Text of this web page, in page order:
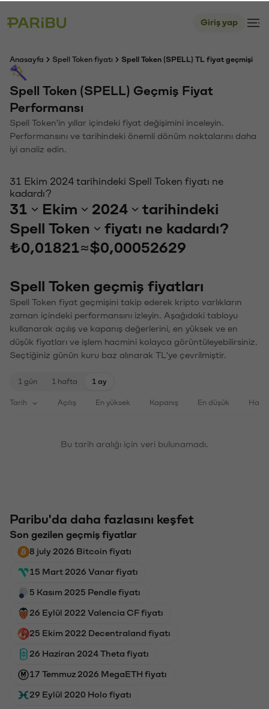
Giriş yap
Anasayfa Spell Token fiyatı Spell Token (SPELL) TL fiyat geçmişi
Spell Token (SPELL) Geçmiş Fiyat
Performansı
Spell Token'in yıllar içindeki fiyat değişimini inceleyin.
Performansını ve tarihindeki önemli dönüm noktalarını daha
iyi analiz edin.
31 Ekim 2024 tarihindeki Spell Token fiyatı ne
kadardı?
31 Ekim 2024
tarihindeki
Spell Token
fiyatı ne kadardı?
₺0,01821 ≈$0,00052629
Spell Token geçmiş fiyatları
Spell Token fiyat geçmişini takip ederek kripto varlıkların
zaman içindeki performansını izleyin. Aşağıdaki tabloyu
kullanarak açılış ve kapanış değerlerini, en yüksek ve en
düşük fiyatları ve işlem hacmini kolayca görüntüleyebilirsiniz.
Seçtiğiniz günün kuru baz alınarak TL'ye çevrilmiştir.
1 gün 1 hafta 1 ay
Tarih Açılış En yüksek Kapanış En düşük
Bu tarih aralığı için veri bulunamadı.
Paribu'da daha fazlasını keşfet
Son gezilen geçmiş fiyatlar
8 july 2026 Bitcoin fiyatı
15 Mart 2026 Vanar fiyatı
5 Kasım 2025 Pendle fiyatı
26 Eylül 2022 Valencia CF fiyatı
25 Ekim 2022 Decentraland fiyatı
26 Haziran 2024 Theta fiyatı
17 Temmuz 2026 MegaETH fiyatı
29 Eylül 2020 Holo fiyatı